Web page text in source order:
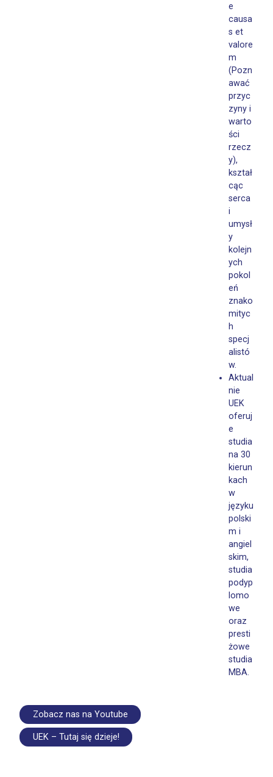
e
causa
s et
valore
m
(Pozn
awać
przyc
zyny i
warto
ści
rzecz
y),
kształ
cąc
serca
i
umysł
y
kolejn
ych
pokol
eń
znako
mityc
h
specj
alistó
w.
Aktual
nie
UEK
oferuj
e
studia
na 30
kierun
kach
w
języku
polski
m i
angiel
skim,
studia
podyp
lomo
we
oraz
presti
żowe
studia
MBA.
Zobacz nas na Youtube
UEK – Tutaj się dzieje!